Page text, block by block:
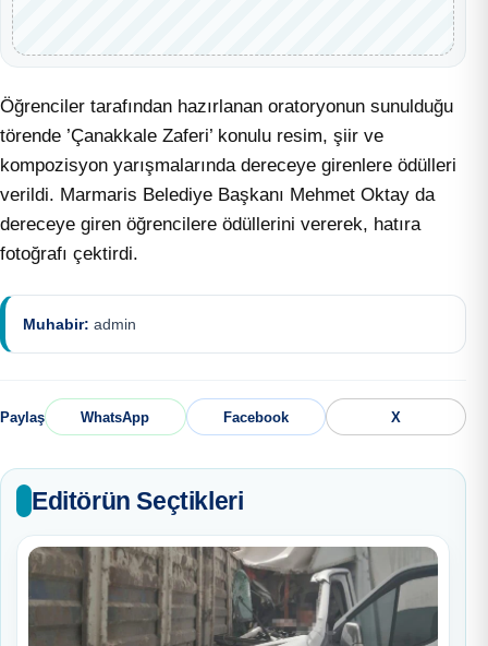
Öğrenciler tarafından hazırlanan oratoryonun sunulduğu
törende ’Çanakkale Zaferi’ konulu resim, şiir ve
kompozisyon yarışmalarında dereceye girenlere ödülleri
verildi. Marmaris Belediye Başkanı Mehmet Oktay da
dereceye giren öğrencilere ödüllerini vererek, hatıra
fotoğrafı çektirdi.
Muhabir: admin
Paylaş WhatsApp Facebook X
Editörün Seçtikleri